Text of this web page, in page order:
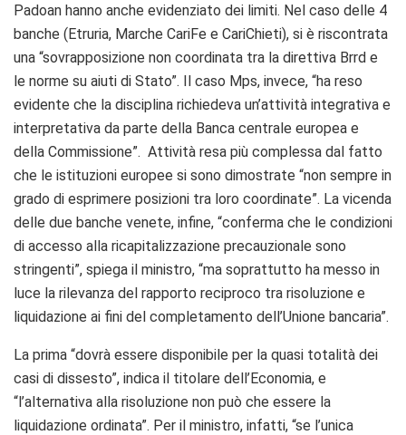
Padoan hanno anche evidenziato dei limiti. Nel caso delle 4
banche (Etruria, Marche CariFe e CariChieti), si è riscontrata
una “sovrapposizione non coordinata tra la direttiva Brrd e
le norme su aiuti di Stato”. Il caso Mps, invece, “ha reso
evidente che la disciplina richiedeva un’attività integrativa e
interpretativa da parte della Banca centrale europea e
della Commissione”. Attività resa più complessa dal fatto
che le istituzioni europee si sono dimostrate “non sempre in
grado di esprimere posizioni tra loro coordinate”. La vicenda
delle due banche venete, infine, “conferma che le condizioni
di accesso alla ricapitalizzazione precauzionale sono
stringenti”, spiega il ministro, “ma soprattutto ha messo in
luce la rilevanza del rapporto reciproco tra risoluzione e
liquidazione ai fini del completamento dell’Unione bancaria”.
La prima “dovrà essere disponibile per la quasi totalità dei
casi di dissesto”, indica il titolare dell’Economia, e
“l’alternativa alla risoluzione non può che essere la
liquidazione ordinata”. Per il ministro, infatti, “se l’unica